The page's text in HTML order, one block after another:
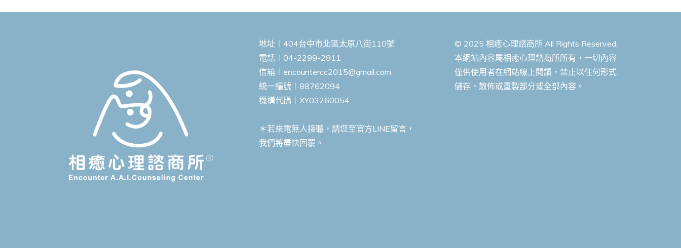
地址︱404台中市北區太原八街110號
電話︱04-2299-2811
信箱︱ encountercc2015@gmail.com
統一編號︱88762094
機構代碼︱XY03260054
＊若來電無人接聽，請您至官方LINE留言，
我們將盡快回覆。
© 2025 相癒心理諮商所 All Rights Reserved.
本網站內容屬相癒心理諮商所所有，一切內容
僅供使用者在網站線上閱讀，禁止以任何形式
儲存、散佈或重製部分或全部內容。